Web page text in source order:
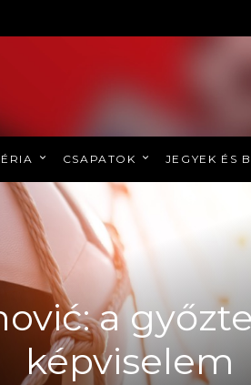
CSAPATOK JEGYEK ÉS
a
képviselem